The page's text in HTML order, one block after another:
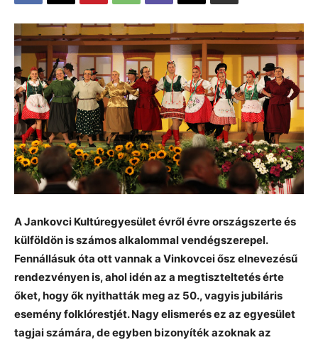
A Jankovci Kultúregyesület évről évre országszerte és
külföldön is számos alkalommal vendégszerepel.
Fennállásuk óta ott vannak a Vinkovcei ősz elnevezésű
rendezvényen is, ahol idén az a megtiszteltetés érte
őket, hogy ők nyithatták meg az 50., vagyis jubiláris
esemény folklórestjét. Nagy elismerés ez az egyesület
tagjai számára, de egyben bizonyíték azoknak az